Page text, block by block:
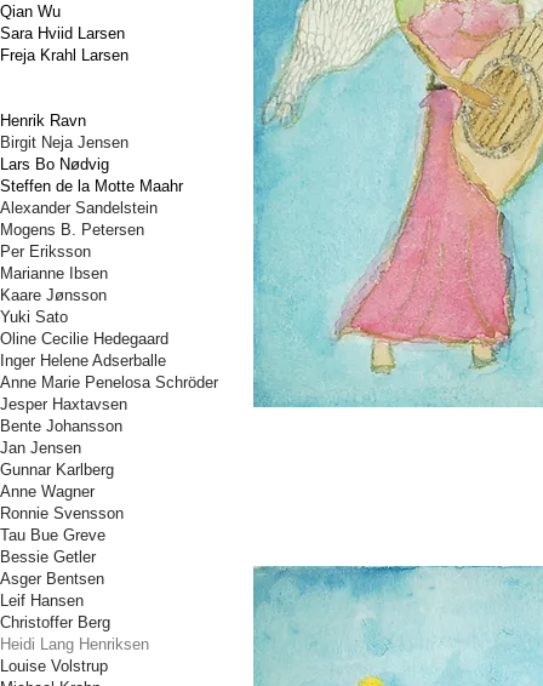
Qian Wu
Sara Hviid Larsen
Freja Krahl Larsen
Henrik Ravn
Birgit Neja Jensen
Lars Bo Nødvig
Steffen de la Motte Maahr
Alexander Sandelstein
Mogens B. Petersen
Per Eriksson
Marianne Ibsen
Kaare Jønsson
Yuki Sato
Oline Cecilie Hedegaard
Inger Helene Adserballe
Anne Marie Penelosa Schröder
Jesper Haxtavsen
Bente Johansson
Jan Jensen
Gunnar Karlberg
Anne Wagner
Ronnie Svensson
Tau Bue Greve
Bessie Getler
Asger Bentsen
Leif Hansen
Christoffer Berg
Heidi Lang Henriksen
Louise Volstrup